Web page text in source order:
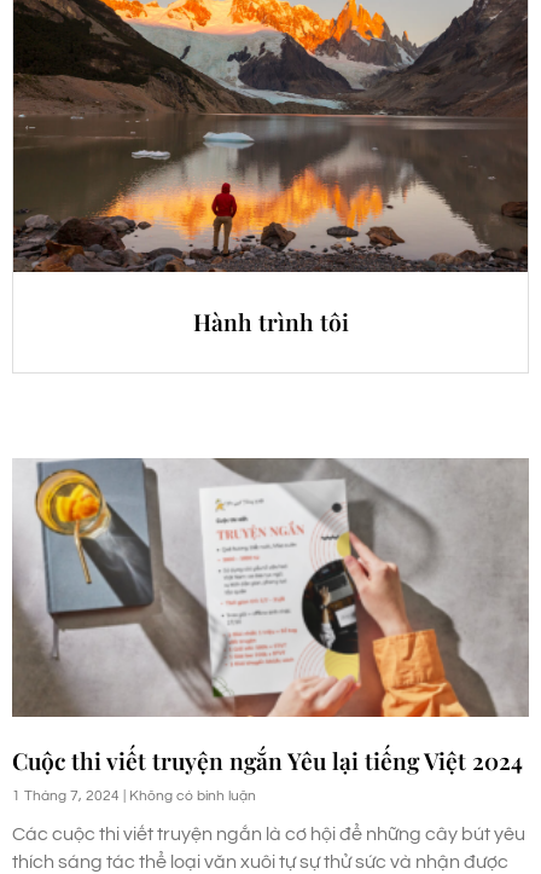
Hành trình tôi
Cuộc thi viết truyện ngắn Yêu lại tiếng Việt 2024
1 Tháng 7, 2024 Không có bình luận
Các cuộc thi viết truyện ngắn là cơ hội để những cây bút yêu
thích sáng tác thể loại văn xuôi tự sự thử sức và nhận được